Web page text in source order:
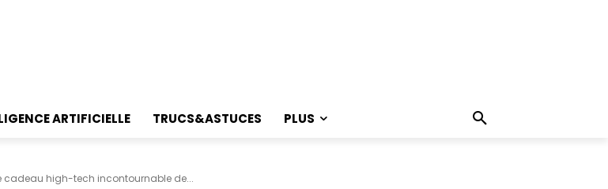
ARTIFICIELLE TRUCS&ASTUCES PLUS
cadeau high-tech incontournable de...